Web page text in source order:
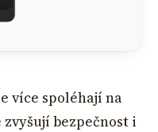
více spoléhají na
bezpečnost i